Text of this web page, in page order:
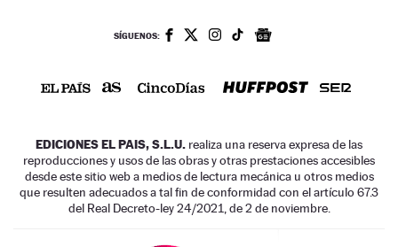
SÍGUENOS:
EDICIONES EL PAIS, S.L.U. realiza una reserva expresa de las
reproducciones y usos de las obras y otras prestaciones accesibles
desde este sitio web a medios de lectura mecánica u otros medios
que resulten adecuados a tal fin de conformidad con el artículo 67.3
del Real Decreto-ley 24/2021, de 2 de noviembre.